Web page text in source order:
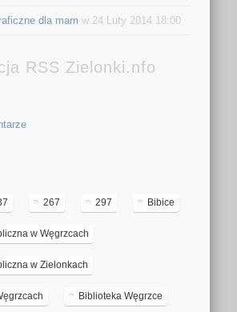
dla mam w 24 Luty 2014 18:00
RSS Zielonki.nfo
267 297 Bibice
w Węgrzcach
w Zielonkach
Biblioteka Węgrzce